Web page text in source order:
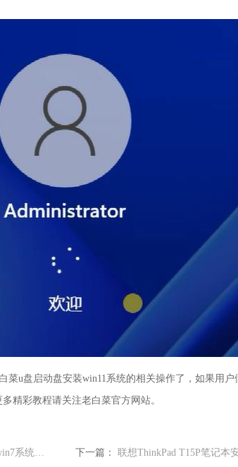
菜u盘启动盘安装win11系统的相关操作了，如果用
精彩教程请关注老白菜官方网站。
微星Summit B15笔记本使用老白菜u盘重装win7系统教程 下一篇： 联想ThinkPad T15P笔记本